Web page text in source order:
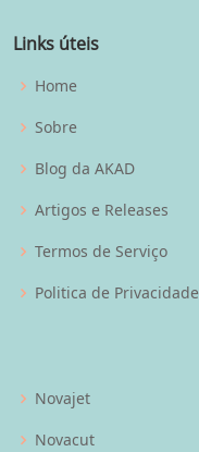
Links úteis
Home
Sobre
Blog da AKAD
Artigos e Releases
Termos de Serviço
Politica de Privacidade
Novajet
Novacut